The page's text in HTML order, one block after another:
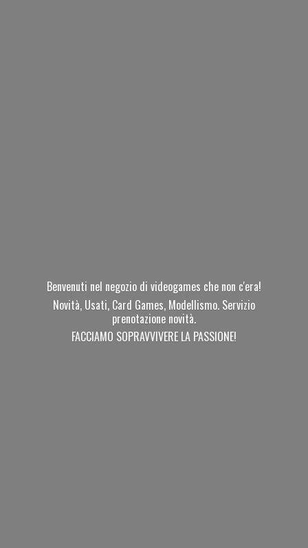
Benvenuti nel negozio di videogames che non c'era!
Novità, Usati, Card Games, Modellismo. Servizio
prenotazione novità.
FACCIAMO SOPRAVVIVERE LA PASSIONE!